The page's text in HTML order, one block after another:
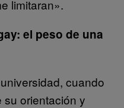
limitaran».
el peso de una
cuando
su orientación y